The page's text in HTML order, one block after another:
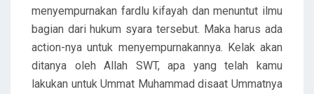
menyempurnakan fardlu kifayah dan menuntut ilmu
bagian dari hukum syara tersebut. Maka harus ada
action-nya untuk menyempurnakannya. Kelak akan
ditanya oleh Allah SWT, apa yang telah kamu
lakukan untuk Ummat Muhammad disaat Ummatnya